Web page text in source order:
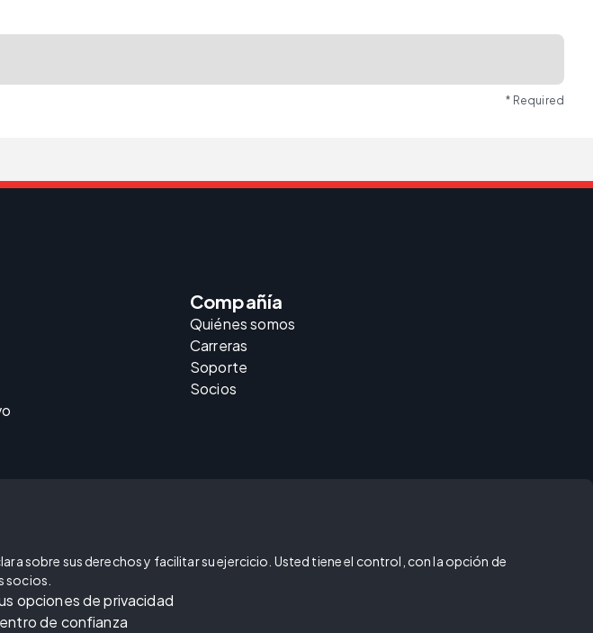
* Required
Compañía
Quiénes somos
Carreras
Soporte
Socios
sobre sus derechos y facilitar su ejercicio. Usted tiene el control, con la opción de
socios.
opciones de privacidad
de confianza